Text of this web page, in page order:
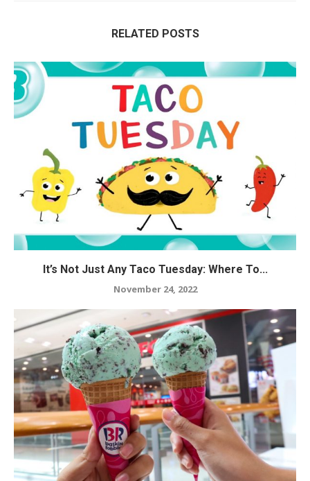
RELATED POSTS
It’s Not Just Any Taco Tuesday: Where To...
November 24, 2022